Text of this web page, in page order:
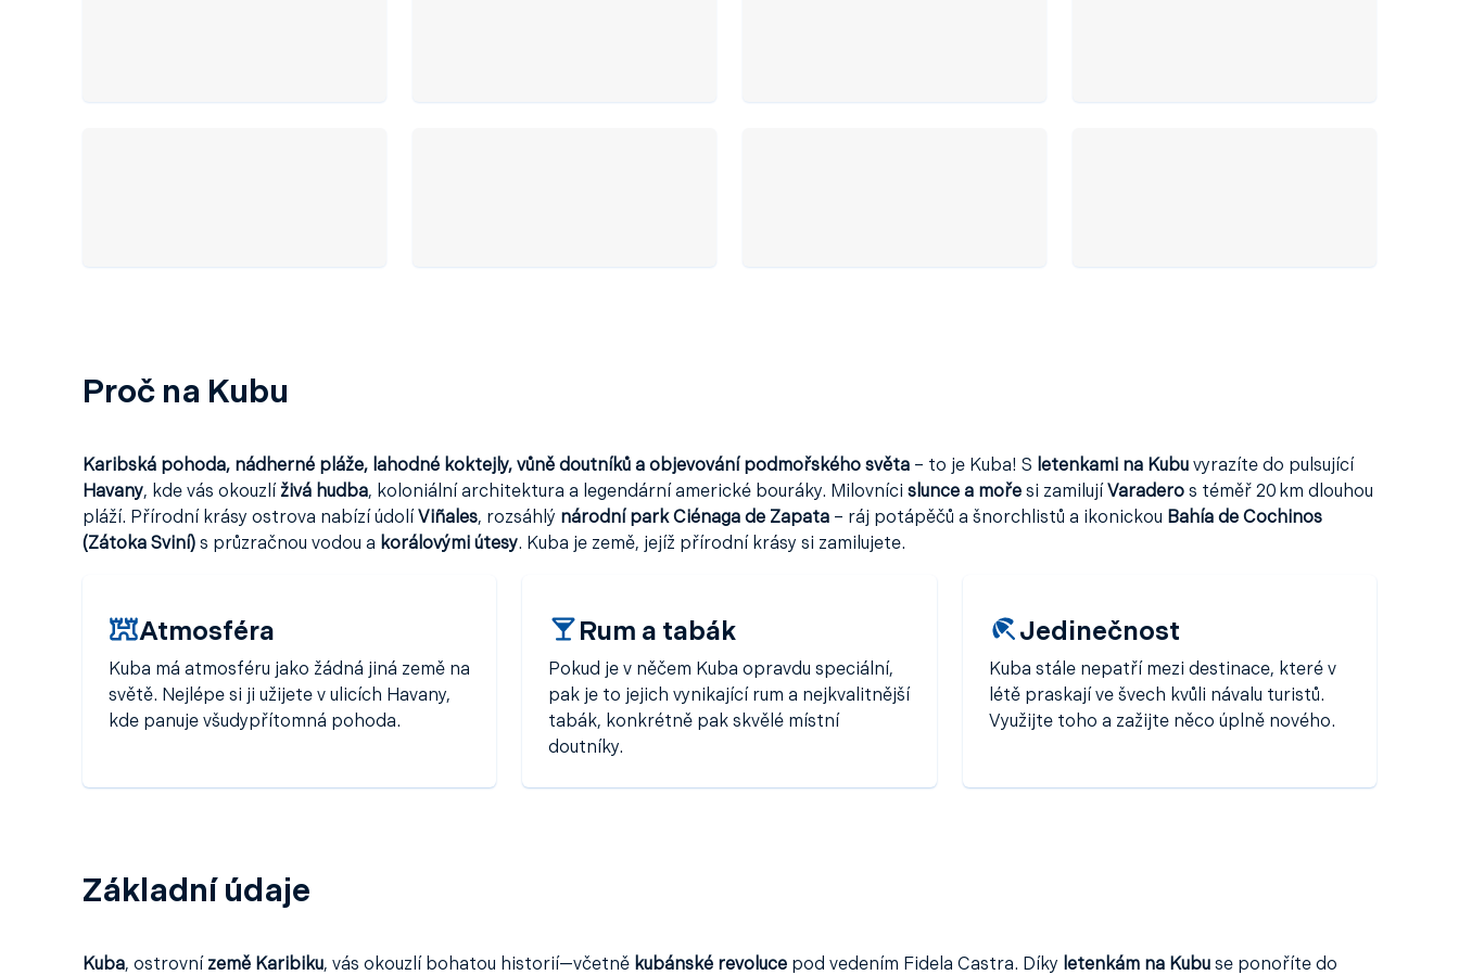
Proč na Kubu
Karibská pohoda, nádherné pláže, lahodné koktejly, vůně doutníků a objevování podmořského světa – to je Kuba! S letenkami na Kubu vyrazíte do pulsující
Havany, kde vás okouzlí živá hudba, koloniální architektura a legendární americké bouráky. Milovníci slunce a moře si zamilují Varadero s téměř 20 km dlouhou
pláží. Přírodní krásy ostrova nabízí údolí Viñales, rozsáhlý národní park Ciénaga de Zapata – ráj potápěčů a šnorchlistů a ikonickou Bahía de Cochinos
(Zátoka Sviní) s průzračnou vodou a korálovými útesy. Kuba je země, jejíž přírodní krásy si zamilujete.
Atmosféra
Kuba má atmosféru jako žádná jiná země na
světě. Nejlépe si ji užijete v ulicích Havany,
kde panuje všudypřítomná pohoda.
Rum a tabák
Pokud je v něčem Kuba opravdu speciální,
pak je to jejich vynikající rum a nejkvalitnější
tabák, konkrétně pak skvělé místní
doutníky.
Jedinečnost
Kuba stále nepatří mezi destinace, které v
létě praskají ve švech kvůli návalu turistů.
Využijte toho a zažijte něco úplně nového.
Základní údaje
Kuba, ostrovní země Karibiku, vás okouzlí bohatou historií—včetně kubánské revoluce pod vedením Fidela Castra. Díky letenkám na Kubu se ponoříte do